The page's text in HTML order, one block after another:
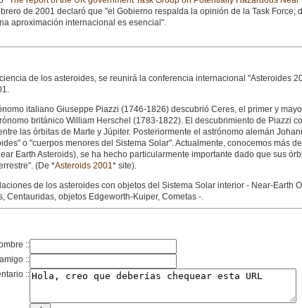
de 2001 declaró que "el Gobierno respalda la opinión de la Task
aproximación internacional es esencial".
de los asteroides, se reunirá la conferencia internacional "Asteroides
italiano Giuseppe Piazzi (1746-1826) descubrió Ceres, el primer y
británico William Herschel (1783-1822). El descubrimiento de Piazzi
las órbitas de Marte y Júpiter. Posteriormente el astrónomo alemán
o "cuerpos menores del Sistema Solar". Actualmente, conocemos más
Earth Asteroids), se ha hecho particularmente importante dado que sus
(De *Asteroids 2001* site).
de los asteroides con objetos del Sistema Solar interior - Near-Earth
Centauridas, objetos Edgeworth-Kuiper, Cometas -.
::
::
::